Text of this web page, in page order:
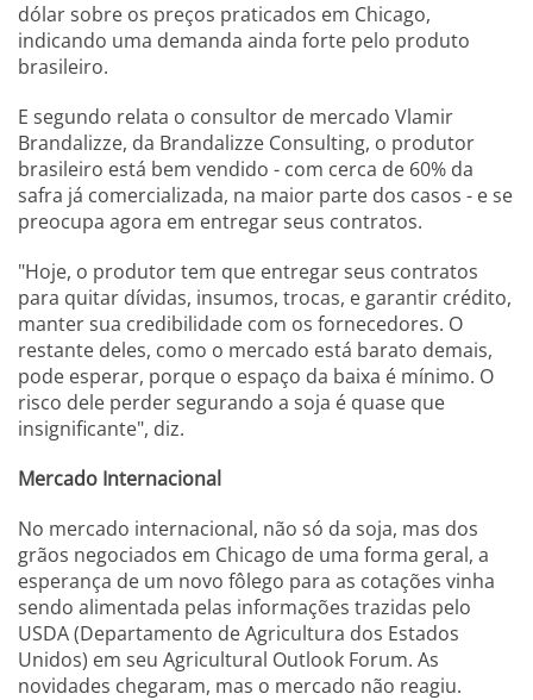
dólar sobre os preços praticados em Chicago,
indicando uma demanda ainda forte pelo produto
brasileiro.
E segundo relata o consultor de mercado Vlamir
Brandalizze, da Brandalizze Consulting, o produtor
brasileiro está bem vendido - com cerca de 60% da
safra já comercializada, na maior parte dos casos - e se
preocupa agora em entregar seus contratos.
"Hoje, o produtor tem que entregar seus contratos
para quitar dívidas, insumos, trocas, e garantir crédito,
manter sua credibilidade com os fornecedores. O
restante deles, como o mercado está barato demais,
pode esperar, porque o espaço da baixa é mínimo. O
risco dele perder segurando a soja é quase que
insignificante", diz.
Mercado Internacional
No mercado internacional, não só da soja, mas dos
grãos negociados em Chicago de uma forma geral, a
esperança de um novo fôlego para as cotações vinha
sendo alimentada pelas informações trazidas pelo
USDA (Departamento de Agricultura dos Estados
Unidos) em seu Agricultural Outlook Forum. As
novidades chegaram, mas o mercado não reagiu.